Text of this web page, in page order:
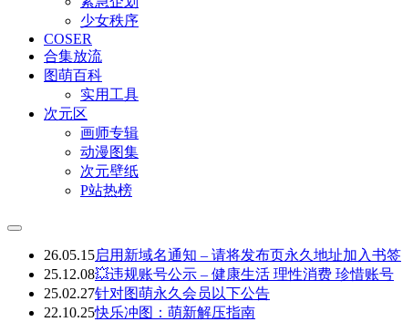
少女秩序
COSER
合集放流
图萌百科
实用工具
次元区
画师专辑
动漫图集
次元壁纸
P站热榜
26.05.15启用新域名通知 – 请将发布页永久地址加入书签
25.12.08💥违规账号公示 – 健康生活 理性消费 珍惜账号
25.02.27针对图萌永久会员以下公告
22.10.25快乐冲图：萌新解压指南